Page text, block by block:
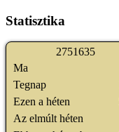
Statisztika
2751635
Ma
Tegnap
Ezen a héten
Az elmúlt héten